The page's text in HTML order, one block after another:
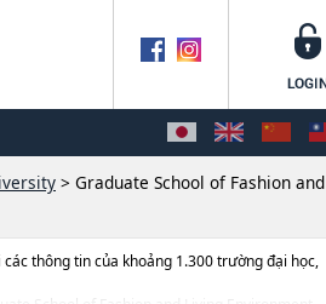
> Graduate School of Fashion and
các thông tin của khoảng 1.300 trường đại học,